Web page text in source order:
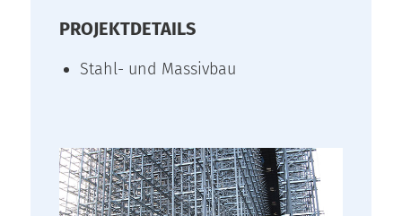
PROJEKTDETAILS
Stahl- und Massivbau